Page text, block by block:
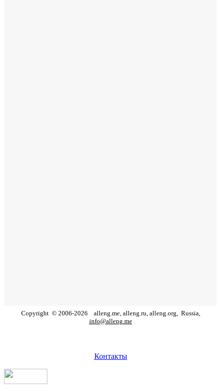
Copyright © 2006-2026 alleng.me, alleng.ru, alleng.org, Russia,
info@alleng.me
Контакты